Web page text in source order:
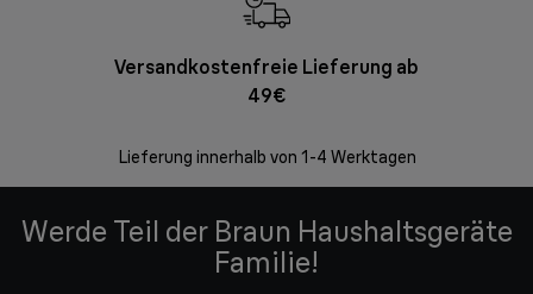
Versandkostenfreie Lieferung ab
49€
Lieferung innerhalb von 1-4 Werktagen
Werde Teil der Braun Haushaltsgeräte
Familie!